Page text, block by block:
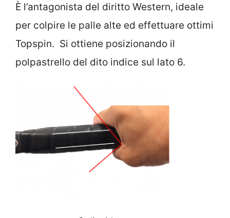
È l’antagonista del diritto Western, ideale
per colpire le palle alte ed effettuare ottimi
Topspin. Si ottiene posizionando il
polpastrello del dito indice sul lato 6.